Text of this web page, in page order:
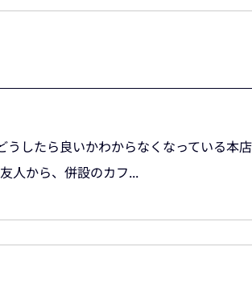
したら良いかわからなくなっている本
人から、併設のカフ...